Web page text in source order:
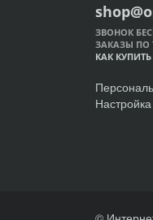
ЗВОНОК
ЗАКАЗЫ ПО
КАК КУПИТЬ